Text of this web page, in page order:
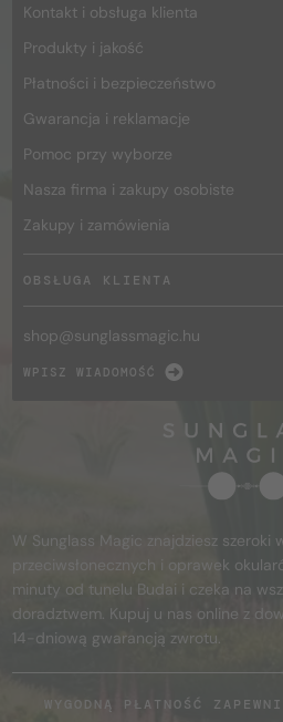
Kontakt i obsługa klienta
Produkty i jakość
Płatności i bezpieczeństwo
Gwarancja i reklamacje
Pomoc przy wyborze
Nasza firma i zakupy osobiste
Zakupy i zamówienia
OBSŁUGA KLIENTA
shop@sunglassmagic.hu
WPISZ WIADOMOŚĆ
W Sunglass Magic znajdziesz
przeciwsłonecznych i oprawek
minuty od tunelu Budai i czeka na
doradztwem. Kupuj u nas online z
14-dniową gwarancją zwrotu.
WYGODNĄ PŁATNOŚĆ